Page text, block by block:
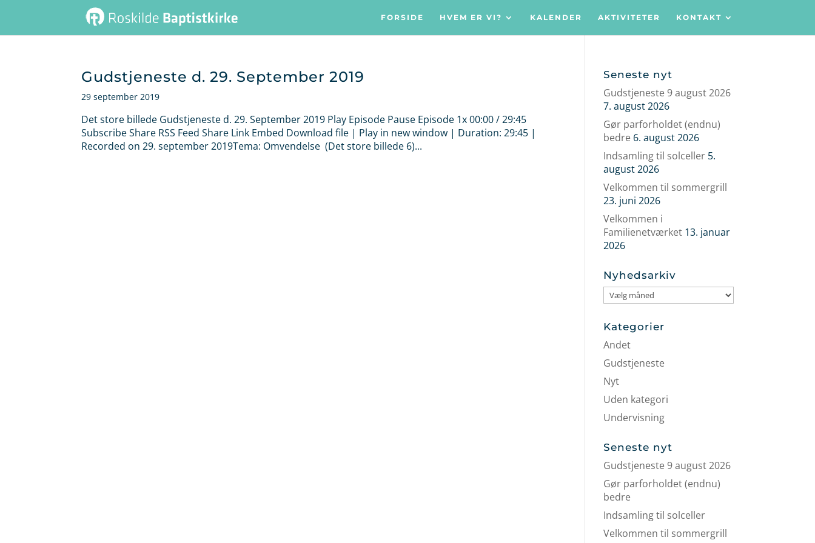
FORSIDE HVEM ER VI? KALENDER AKTIVITETER KONTAKT
Gudstjeneste d. 29. September 2019
29 september 2019
Det store billede Gudstjeneste d. 29. September 2019 Play Episode Pause Episode 1x 00:00 / 29:45
Subscribe Share RSS Feed Share Link Embed Download file | Play in new window | Duration: 29:45 |
Recorded on 29. september 2019Tema: Omvendelse (Det store billede 6)...
Seneste nyt
Gudstjeneste 9 august 2026
7. august 2026
Gør parforholdet (endnu)
bedre 6. august 2026
Indsamling til solceller 5.
august 2026
Velkommen til sommergrill
23. juni 2026
Velkommen i
Familienetværket 13. januar
2026
Nyhedsarkiv
Nyhedsarkiv
Kategorier
Andet
Gudstjeneste
Nyt
Uden kategori
Undervisning
Seneste nyt
Gudstjeneste 9 august 2026
Gør parforholdet (endnu)
bedre
Indsamling til solceller
Velkommen til sommergrill